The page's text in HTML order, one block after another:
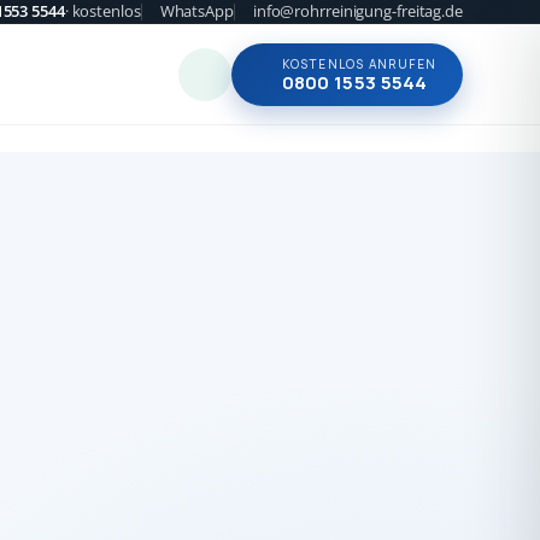
5544· kostenlos WhatsApp info@rohrreinigung-freitag.de
KOSTENLOS ANRUFEN
0800 1553 5544